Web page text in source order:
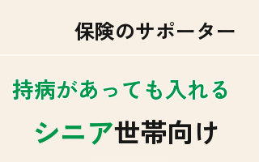
保険のサポーター
​持病があっても入れる
シニア​世帯向け